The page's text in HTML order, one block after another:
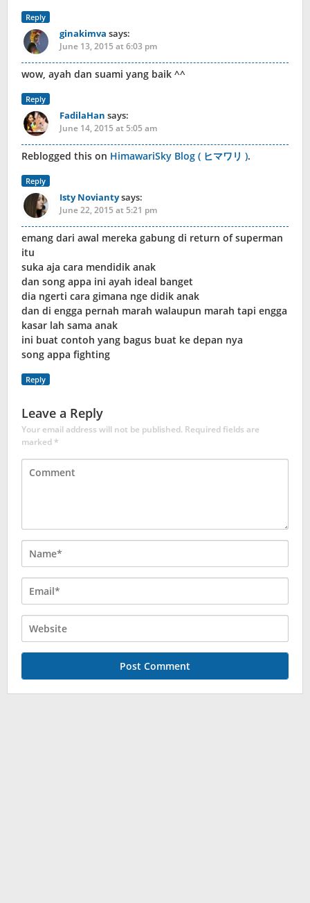
Reply
ginakimva says:
June 13, 2015 at 6:03 pm
wow, ayah dan suami yang baik ^^
Reply
FadilaHan says:
June 14, 2015 at 5:05 am
Reblogged this on HimawariSky Blog ( ヒマワリ ).
Reply
Isty Noviantysays:
June 22, 2015 at 5:21 pm
emang dari awal mereka gabung di return of superman
itu
suka aja cara mendidik anak
dan song appa ini ayah ideal banget
dia ngerti cara gimana nge didik anak
dan di engga pernah marah walaupun marah tapi engga
kasar lah sama anak
ini buat contoh yang bagus buat ke depan nya
song appa fighting
Reply
Leave a Reply
Your email address will not be published. Required fields are
marked*